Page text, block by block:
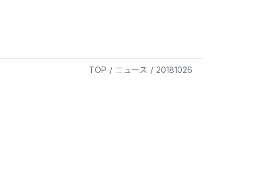
TOP / ニュース / 20181026